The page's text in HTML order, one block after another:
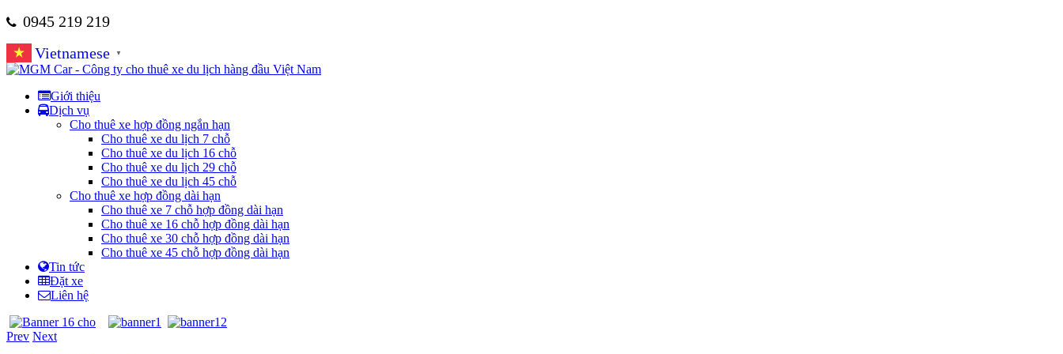
0945 219 219
Vietnamese
▼
Giới thiệu
Dịch vụ
Cho thuê xe hợp đồng ngắn hạn
Cho thuê xe du lịch 7 chỗ
Cho thuê xe du lịch 16 chỗ
Cho thuê xe du lịch 29 chỗ
Cho thuê xe du lịch 45 chỗ
Cho thuê xe hợp đồng dài hạn
Cho thuê xe 7 chỗ hợp đồng dài hạn
Cho thuê xe 16 chỗ hợp đồng dài hạn
Cho thuê xe 30 chỗ hợp đồng dài hạn
Cho thuê xe 45 chỗ hợp đồng dài hạn
Tin tức
Đặt xe
Liên hệ
Prev Next